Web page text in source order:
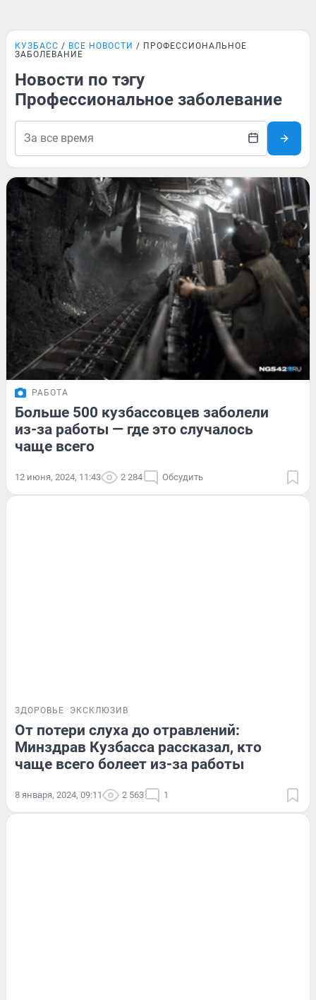
КУЗБАСС ВСЕ НОВОСТИ
ПРОФЕССИОНАЛЬНОЕ
ЗАБОЛЕВАНИЕ
Новости по тэгу
Профессиональное заболевание
РАБОТА
Больше 500 кузбассовцев заболели
из-за работы — где это случалось
чаще всего
12 июня, 2024, 11:43 2 284 Обсудить
ЗДОРОВЬЕ ЭКСКЛЮЗИВ
От потери слуха до отравлений:
Минздрав Кузбасса рассказал, кто
чаще всего болеет из-за работы
8 января, 2024, 09:11 2 563 1